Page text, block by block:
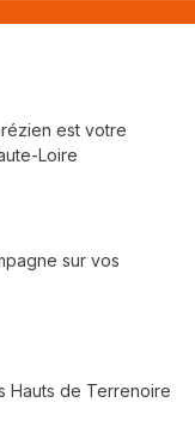
est votre
Loire
sur vos
Hauts de Terrenoire